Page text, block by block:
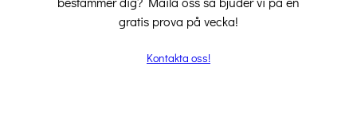
gratis prova på vecka!
Kontakta oss!